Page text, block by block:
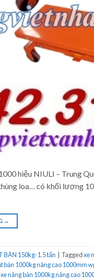
hiệu NIULI – Trung
loa… có khối lượng
→
BÀN 150kg-1.5 tấn Taggedxe
bàn 1000kg nâng cao 1000mm
xe nâng bàn 1000kg nâng cao